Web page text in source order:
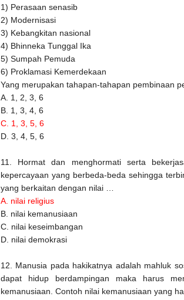
1) Perasaan senasib
2) Modernisasi
3) Kebangkitan nasional
4) Bhinneka Tunggal Ika
5) Sumpah Pemuda
6) Proklamasi Kemerdekaan
Yang merupakan tahapan-tahapan pembinaan
A. 1, 2, 3, 6
B. 1, 3, 4, 6
C. 1, 3, 5, 6
D. 3, 4, 5, 6
11. Hormat dan menghormati serta
kepercayaan yang berbeda-beda sehingga
yang berkaitan dengan nilai …
A. nilai religius
B. nilai kemanusiaan
C. nilai keseimbangan
D. nilai demokrasi
12. Manusia pada hakikatnya adalah mahluk
dapat hidup berdampingan maka harus
kemanusiaan. Contoh nilai kemanusiaan yang